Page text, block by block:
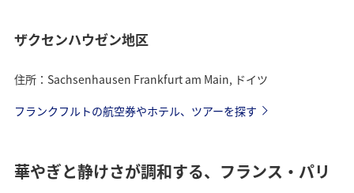
ザクセンハウゼン地区
住所：Sachsenhausen Frankfurt am Main, ドイツ
フランクフルトの航空券やホテル、ツアーを探す
華やぎと静けさが調和する、フランス・パリ